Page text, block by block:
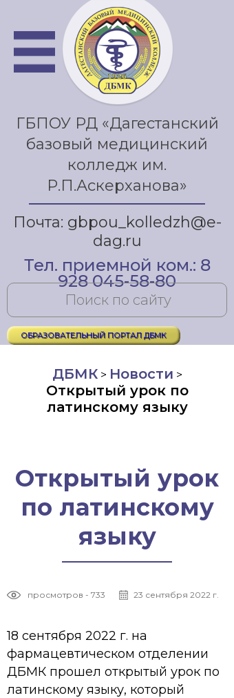
ГБПОУ РД «Дагестанский
базовый медицинский
колледж им.
Р.П.Аскерханова»
Почта: gbpou_kolledzh@e-
dag.ru
Тел. приемной ком.: 8
928 045-58-80
ОБРАЗОВАТЕЛЬНЫЙ ПОРТАЛ ДБМК
ДБМК> Новости >
Открытый урок по
латинскому языку
Открытый урок
по латинскому
языку
просмотров - 733 23 сентября 2022 г.
18 сентября 2022 г. на
фармацевтическом отделении
ДБМК прошел открытый урок по
латинскому языку, который